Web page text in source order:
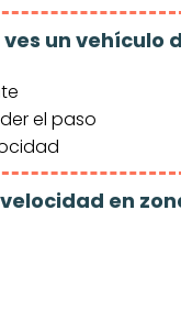
ves un
el paso
en